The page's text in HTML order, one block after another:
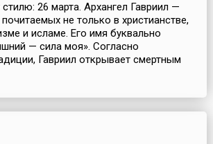
26 марта. Архангел Гавриил —
не только в христианстве,
и исламе. Его имя буквально
— сила моя». Согласно
Гавриил открывает смертным